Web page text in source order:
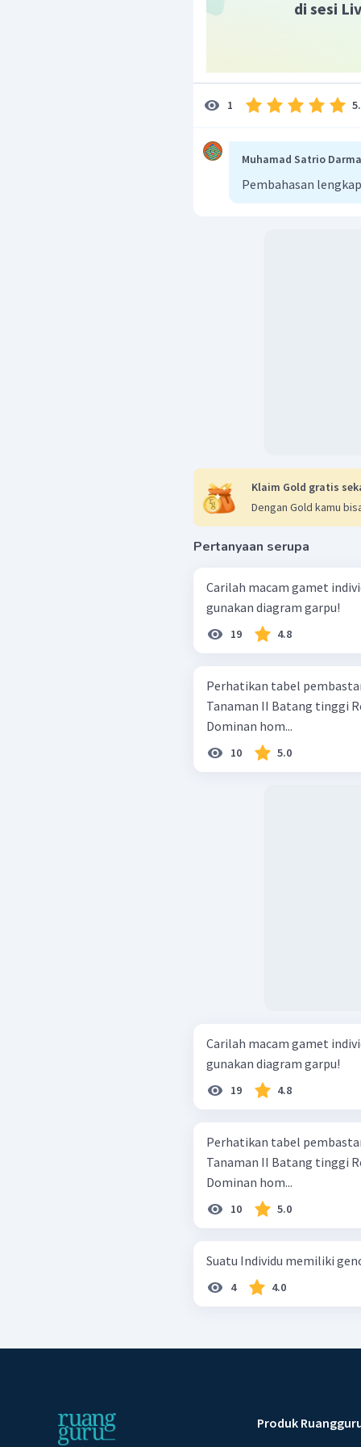
di sesi
1
Muhamad Satrio
Pembahasan
Klaim Gold gratis
Dengan Gold kamu
Pertanyaan serupa
Carilah macam gamet
gunakan diagram garpu!
19 4.8
Perhatikan tabel pembastaran
Tanaman II Batang tinggi Resesif homozigot Batang rendah
Dominan hom...
10 5.0
Carilah macam gamet
gunakan diagram garpu!
19 4.8
Perhatikan tabel pembastaran
Tanaman II Batang tinggi Resesif homozigot Batang rendah
Dominan hom...
10 5.0
Suatu Individu memiliki
4 4.0
Produk